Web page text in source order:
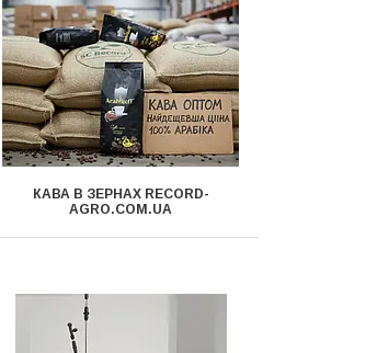
КАВА В ЗЕРНАХ RECORD-
AGRO.COM.UA